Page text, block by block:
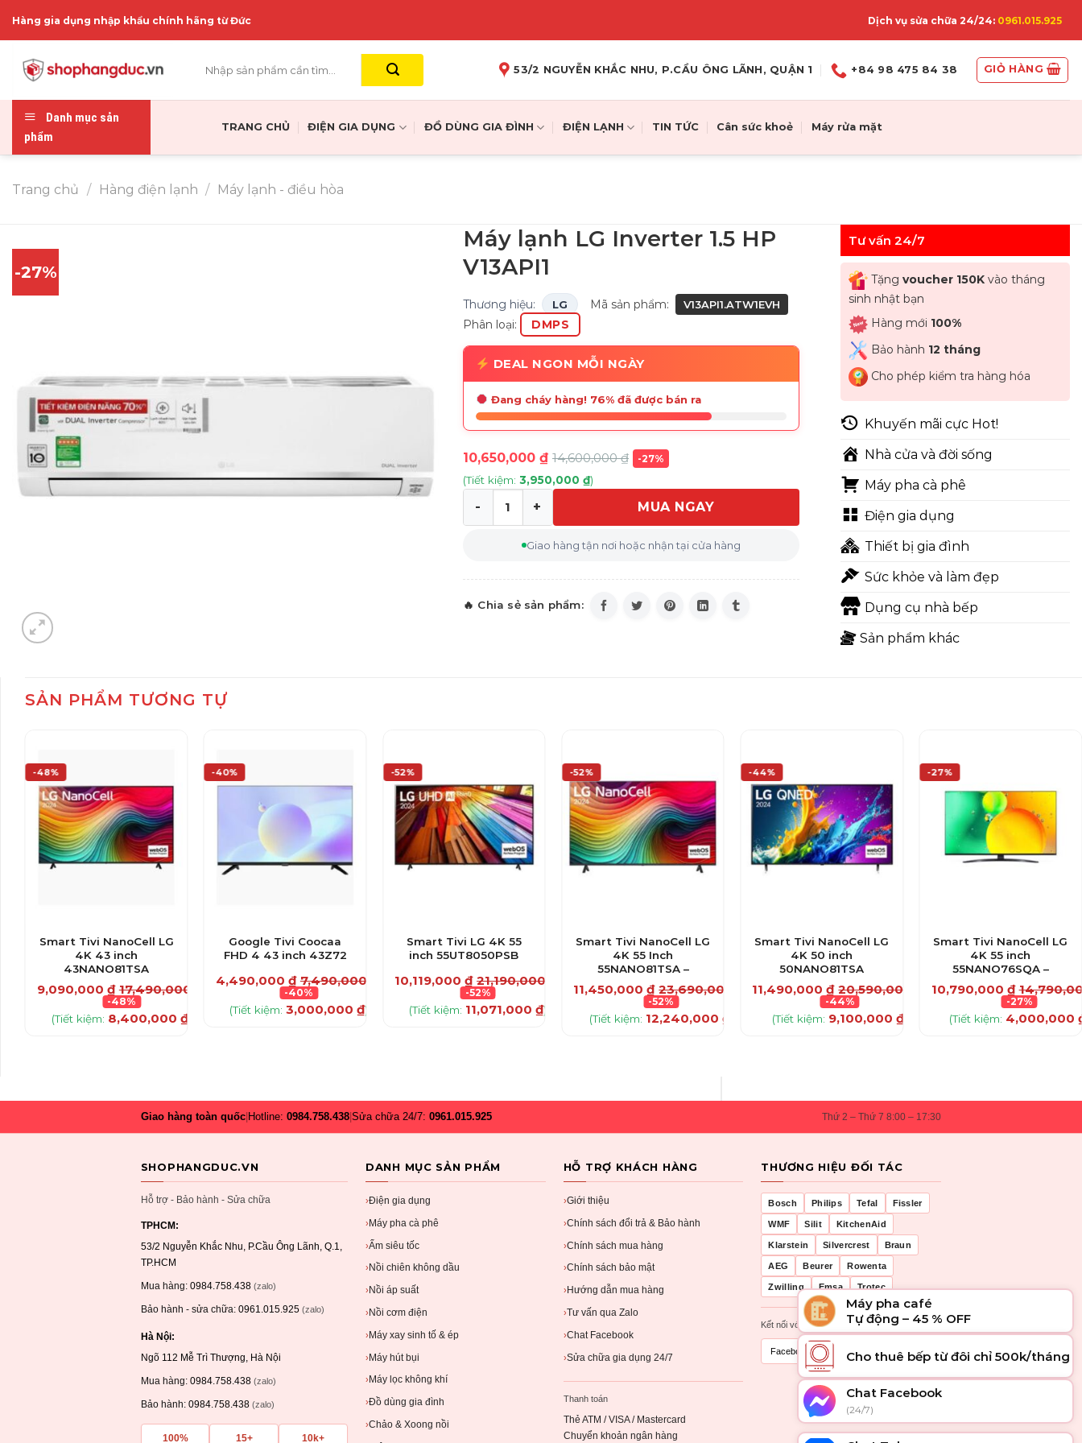
Hàng gia dụng nhập khẩu chính hãng từ Đức Dịch vụ sửa chữa 24/24: 0961.015.925
kiếm:
53/2 NGUYỄN KHẮC NHU, P.CẦU ÔNG LÃNH, QUẬN 1 +84 98 475 84 38 GIỎ HÀNG
Danh mục sản
phẩm
TRANG CHỦ ĐIỆN GIA DỤNG ĐỒ DÙNG GIA ĐÌNH ĐIỆN LẠNH TIN TỨC Cân sức khoẻ Máy rửa mặt
Trang chủ / Hàng điện lạnh / Máy lạnh - điều hòa
-27%
Máy lạnh LG Inverter 1.5 HP
V13API1
Thương hiệu: LG Mã sản phẩm: V13API1.ATW1EVH
Phân loại: DMPS
DEAL NGON MỖI NGÀY
Đang cháy hàng! 76% đã được bán ra
10,650,000 ₫ 14,600,000₫ -27%
(Tiết kiệm: 3,950,000 ₫)
Máy lạnh LG Inverter 1.5 HP V13API1 số lượng
MUA NGAY
Giao hàng tận nơi hoặc nhận tại cửa hàng
Tư vấn 24/7
Tặng voucher 150Kvào tháng
sinh nhật bạn
Hàng mới 100%
Bảo hành 12 tháng
Cho phép kiểm tra hàng hóa
Khuyến mãi cực Hot!
Nhà cửa và đời sống
Máy pha cà phê
Điện gia dụng
Thiết bị gia đình
Sức khỏe và làm đẹp
Dụng cụ nhà bếp
Sản phẩm khác
SẢN PHẨM TƯƠNG TỰ
-48%
Smart Tivi NanoCell LG
4K 43 inch
43NANO81TSA
9,090,000 ₫ 17,490,000
-48%
(Tiết kiệm: 8,400,000₫
-40%
Google Tivi Coocaa
FHD 4 43 inch 43Z72
4,490,000 ₫ 7,490,000
-40%
(Tiết kiệm:3,000,000₫)
-52%
Smart Tivi LG 4K 55
inch 55UT8050PSB
10,119,000₫ 21,190,000
-52%
(Tiết kiệm: 11,071,000₫)
-52%
Smart Tivi NanoCell LG
4K 55 Inch
55NANO81TSA –
11,450,000₫ 23,690,000
-52%
(Tiết kiệm: 12,240,000 ₫
-44%
Smart Tivi NanoCell LG
4K 50 inch
50NANO81TSA
11,490,000₫ 20,590,000
-44%
(Tiết kiệm: 9,100,000₫
-27%
Smart Tivi NanoCell LG
4K 55 inch
55NANO76SQA –
10,790,000 ₫
-27%
(Tiết kiệm: 4,000,000
Giao hàng toàn quốc| Hotline: 0984.758.438| Sửa chữa 24/7: 0961.015.925 Thứ 2 – Thứ 7 8:00 – 17:30
SHOPHANGDUC.VN
Hỗ trợ - Bảo hành - Sửa chữa
TPHCM:
53/2 Nguyễn Khắc Nhu, P.Cầu Ông Lãnh, Q.1,
TP.HCM
Mua hàng: 0984.758.438 (zalo)
Bảo hành - sửa chữa: 0961.015.925 (zalo)
Hà Nội:
Ngõ 112 Mễ Trì Thượng, Hà Nội
Mua hàng: 0984.758.438 (zalo)
Bảo hành: 0984.758.438 (zalo)
100% 15+ 10k+
DANH MỤC SẢN PHẨM
›Điện gia dụng
›Máy pha cà phê
›Ấm siêu tốc
› Nồi chiên không dầu
› Nồi áp suất
› Nồi cơm điện
›Máy xay sinh tố & ép
›Máy hút bụi
› Máy lọc không khí
›Đồ dùng gia đình
›Chảo & Xoong nồi
HỖ TRỢ KHÁCH HÀNG
›Giới thiệu
›Chính sách đổi trả & Bảo hành
›Chính sách mua hàng
›Chính sách bảo mật
› Hướng dẫn mua hàng
›Tư vấn qua Zalo
›Chat Facebook
›Sửa chữa gia dụng 24/7
Thanh toán
Thẻ ATM / VISA / Mastercard
Chuyển khoản ngân hàng
THƯƠNG HIỆU ĐỐI TÁC
Bosch Philips Tefal Fissler
WMF Silit KitchenAid
Klarstein Silvercrest Braun
AEG Beurer Rowenta
Zwilling Emsa Trotec
Kết nối với chúng tôi
Facebook
Máy pha café
Tự động – 45 % OFF
Cho thuê bếp từ đôi chỉ 500k/tháng
Chat Facebook
(24/7)